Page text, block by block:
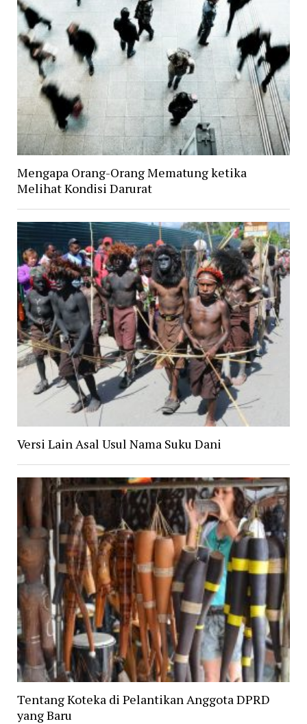
Mengapa Orang-Orang Mematung ketika
Melihat Kondisi Darurat
Versi Lain Asal Usul Nama Suku Dani
Tentang Koteka di Pelantikan Anggota DPRD
yang Baru